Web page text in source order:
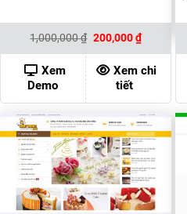
1,000,000₫ Giá
là:
1,000,000 ₫.
200,000₫Giá
hiện
tại
là:
200,000 ₫.
Xem
Demo
Xem chi
tiết